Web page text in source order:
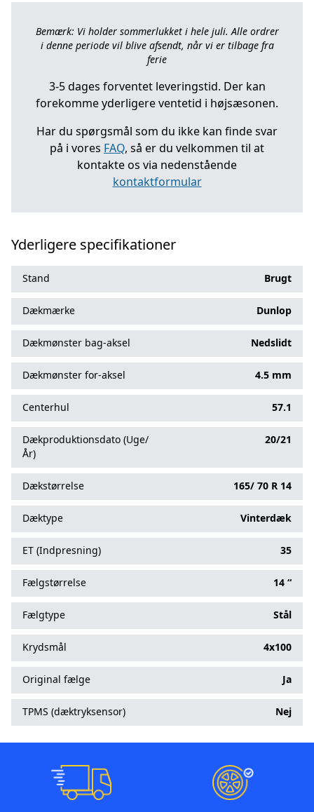
Bemærk: Vi holder sommerlukket i hele juli. Alle ordrer
i denne periode vil blive afsendt, når vi er tilbage fra
ferie
3-5 dages forventet leveringstid. Der kan
forekomme yderligere ventetid i højsæsonen.
Har du spørgsmål som du ikke kan finde svar
på i vores FAQ, så er du velkommen til at
kontakte os via nedenstående
kontaktformular
Yderligere specifikationer
Stand Brugt
Dækmærke Dunlop
Dækmønster bag-aksel Nedslidt
Dækmønster for-aksel 4.5 mm
Centerhul 57.1
Dækproduktionsdato (Uge/
År)
20/21
Dækstørrelse 165/ 70 R 14
Dæktype Vinterdæk
ET (Indpresning) 35
Fælgstørrelse 14 “
Fælgtype Stål
Krydsmål 4x100
Original fælge Ja
TPMS (dæktryksensor) Nej